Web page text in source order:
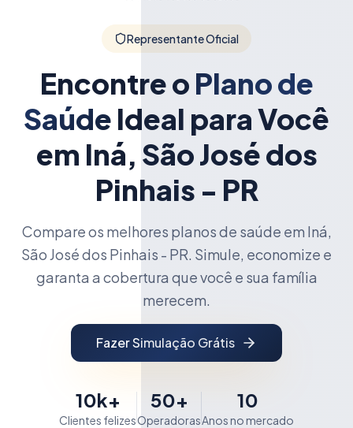
Representante Oficial
Encontre o Plano de
Saúde Ideal para Você
em Iná, São José dos
Pinhais - PR
Compare os melhores planos de saúde em Iná,
São José dos Pinhais - PR. Simule, economize e
garanta a cobertura que você e sua família
merecem.
Fazer Simulação Grátis
10k+
Clientes felizes
50+
Operadoras
10
Anos no mercado